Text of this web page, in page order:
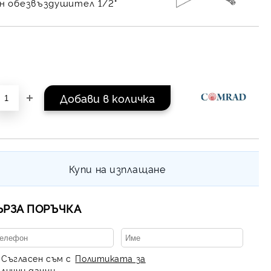
обезвъздушител 1/2"
Купи на изплащане
ПОРЪЧКА
Съгласен съм с Политиката за